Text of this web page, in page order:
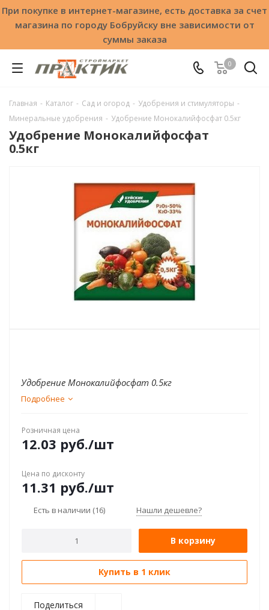
При покупке в интернет-магазине, есть доставка за счет
магазина по городу Бобруйску вне зависимости от
суммы заказа
0
Главная - Каталог - Сад и огород - Удобрения и стимуляторы -
Минеральные удобрения - Удобрение Монокалийфосфат 0.5кг
Удобрение Монокалийфосфат
0.5кг
Удобрение Монокалийфосфат 0.5кг
Подробнее
Розничная цена
12.03 руб./шт
Цена по дисконту
11.31 руб./шт
Есть в наличии (16) Нашли дешевле?
В корзину
Купить в 1 клик
Поделиться